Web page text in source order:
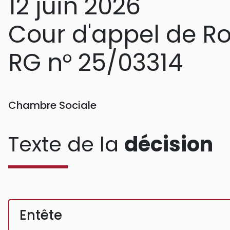
Cour d'appel de
RG n° 25/03314
Chambre Sociale
Texte de la décision
Entête